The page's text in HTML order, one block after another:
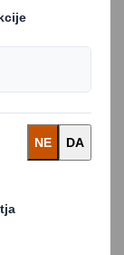
je
je to
Naše
Fundacije
za